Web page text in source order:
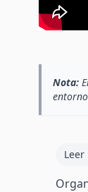
Nota:
Leer